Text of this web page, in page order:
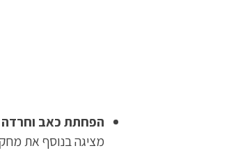
הפחתת כאב
מציגה בנוסף את